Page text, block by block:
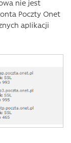
nie jest
Poczty Onet
aplikacji